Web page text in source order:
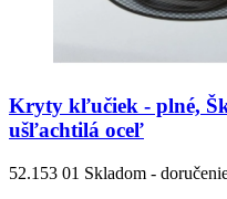
Kryty kľučiek - plné,
ušľachtilá oceľ
52.153 01 Skladom -